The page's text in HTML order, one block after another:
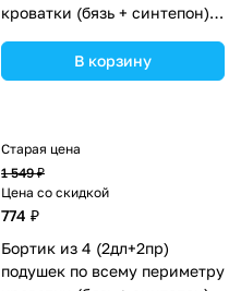
кроватки (бязь + синтепон)
ассортименте.В корзину
Старая цена
1 549 ₽
Цена со скидкой
774 ₽
Бортик из 4 (2дл+2пр)
подушек по всему периметру